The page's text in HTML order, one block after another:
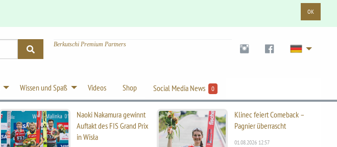
OK
Berkutschi Premium Partners
Wissen und Spaß Videos Shop Social Media News 0
Naoki Nakamura gewinnt
Auftakt des FIS Grand Prix
in Wisła
Klinec feiert Comeback –
Pagnier überrascht
01.08.2026 12:57